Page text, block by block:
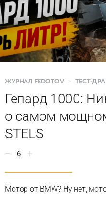
ЖУРНАЛ FEDOTOV > ТЕСТ-
Гепард 1000:
о самом
STELS
6
Мотор от BMW? Ну нет,